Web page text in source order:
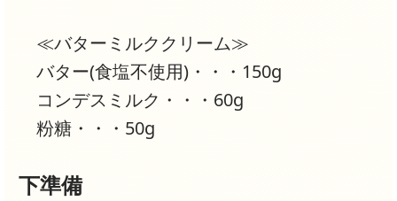
≪バターミルククリーム≫
バター(食塩不使用)・・・150g
コンデスミルク・・・60g
粉糖・・・50g
下準備